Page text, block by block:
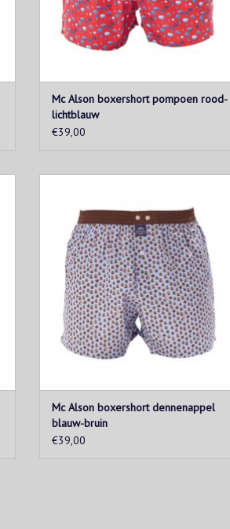
Mc Alson boxershort pompoen rood-
lichtblauw
€39,00
TOEVOEGEN AAN WINKELWAGEN
Mc Alson boxershort dennenappel
blauw-bruin
€39,00